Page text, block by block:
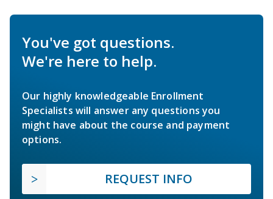
You've got questions.
We're here to help.
Our highly knowledgeable Enrollment
Specialists will answer any questions you
might have about the course and payment
options.
REQUEST INFO